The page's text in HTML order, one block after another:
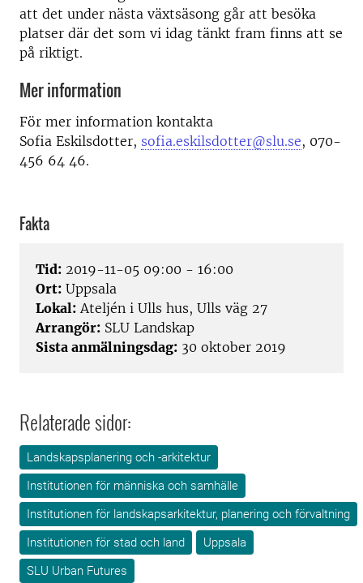
att det under nästa växtsäsong går att besöka
platser där det som vi idag tänkt fram finns att se
på riktigt.
Mer information
För mer information kontakta
Sofia Eskilsdotter, sofia.eskilsdotter@slu.se, 070-
456 64 46.
Fakta
Tid: 2019-11-05 09:00 - 16:00
Ort: Uppsala
Lokal: Ateljén i Ulls hus, Ulls väg 27
Arrangör: SLU Landskap
Sista anmälningsdag: 30 oktober 2019
Relaterade sidor:
Landskapsplanering och -arkitektur
Institutionen för människa och samhälle
Institutionen för landskapsarkitektur, planering och förvaltning
Institutionen för stad och land
Uppsala
SLU Urban Futures